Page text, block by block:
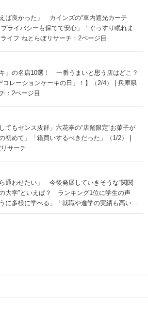
えば良かった」 カインズの“車内遮光カーテ
ライバシーも保てて安心」「ぐっすり眠れま
イフ ねとらぼリサーチ：2ページ目
」の名店10選！ 一番うまいと思う店はどこ？
コレーションケーキの日」！】（2/4） | 兵庫県
：2ページ目
てもセンス抜群」六花亭の“店舗限定”お菓子が
初めて」「箱買いするべきだった」（1/2） |
サーチ
ら通わせたい」 今後発展していきそうな“関関
大学”といえば？ ランキング1位に学生の声
に多様に学べる」「就職や進学の実績も高い」
サーチ